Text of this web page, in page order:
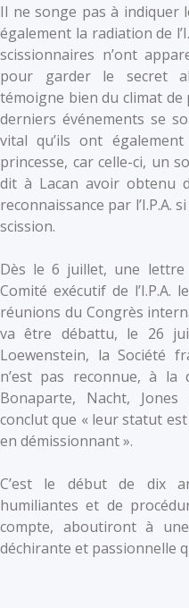
Il ne songe pas à indiquer
également la radiation de
scissionnaires n’ont
pour garder le secret
témoigne bien du climat de
derniers événements se
vital qu’ils ont
princesse, car celle-ci, un
dit à Lacan avoir obtenu
reconnaissance par l’I.P.A.
scission.
Dès le 6 juillet, une lettre
Comité exécutif de l’I.P.A.
réunions du Congrès
va être débattu, le 26
Loewenstein, la Société
n’est pas reconnue, à la
Bonaparte, Nacht,
conclut que « leur statut
en démissionnant ».
C’est le début de dix
humiliantes et de
compte, aboutiront à
déchirante et passionnelle